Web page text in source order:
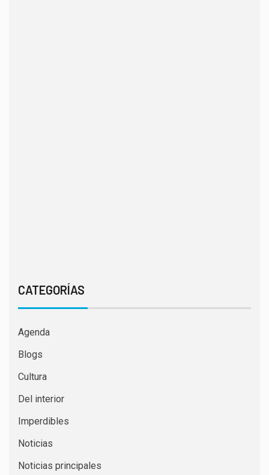
CATEGORÍAS
Agenda
Blogs
Cultura
Del interior
Imperdibles
Noticias
Noticias principales